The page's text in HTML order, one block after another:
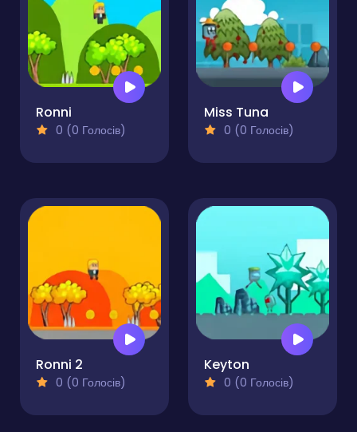
Ronni
0 (0 Голосів)
Miss Tuna
0 (0 Голосів)
Ronni 2
0 (0 Голосів)
Keyton
0 (0 Голосів)